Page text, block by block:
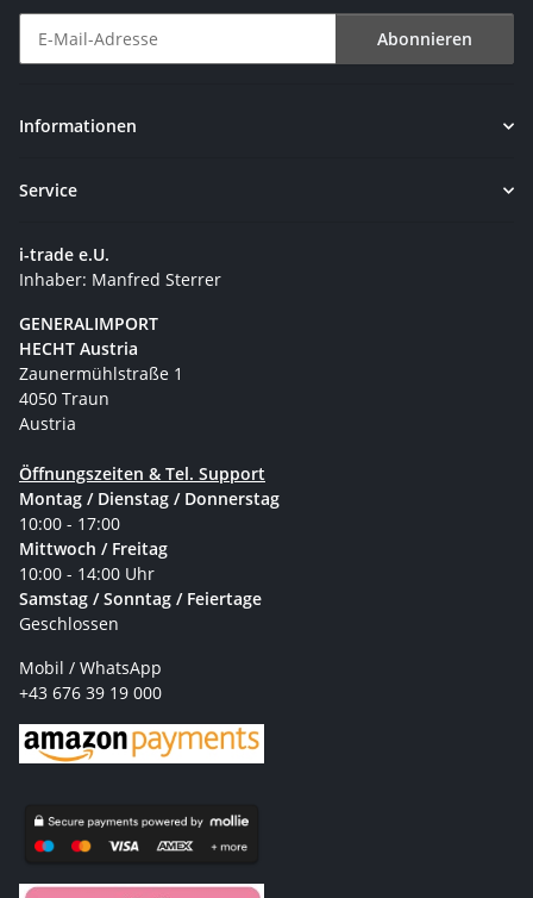
Abonnieren
Informationen
Service
i-trade e.U.
Inhaber: Manfred Sterrer
GENERALIMPORT
HECHT Austria
Zaunermühlstraße 1
4050 Traun
Austria
Öffnungszeiten & Tel. Support
Montag / Dienstag / Donnerstag
10:00 - 17:00
Mittwoch / Freitag
10:00 - 14:00 Uhr
Samstag / Sonntag / Feiertage
Geschlossen
Mobil / WhatsApp
+43 676 39 19 000